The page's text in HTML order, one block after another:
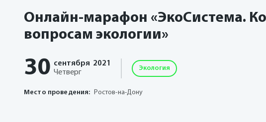
Онлайн-марафон «ЭкоСистема.
вопросам экологии»
30 сентября 2021
Четверг
Экология
Место проведения: Ростов-на-Дону